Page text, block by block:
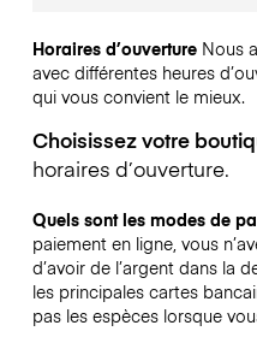
Horaires d’ouverture Nous
avec différentes heures
qui vous convient le mieux.
Choisissez votre
horaires d’ouverture.
Quels sont les modes de
paiement en ligne, vous
d’avoir de l’argent dans la
les principales cartes
pas les espèces lorsque